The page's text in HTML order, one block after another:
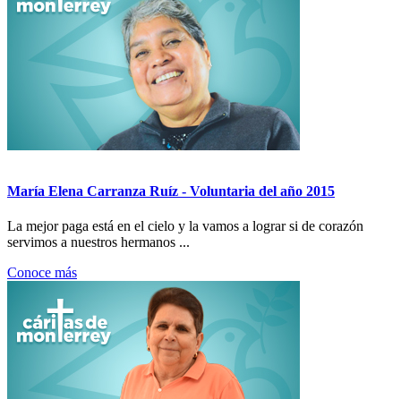
María Elena Carranza Ruíz - Voluntaria del año 2015
La mejor paga está en el cielo y la vamos a lograr si de corazón
servimos a nuestros hermanos ...
Conoce más